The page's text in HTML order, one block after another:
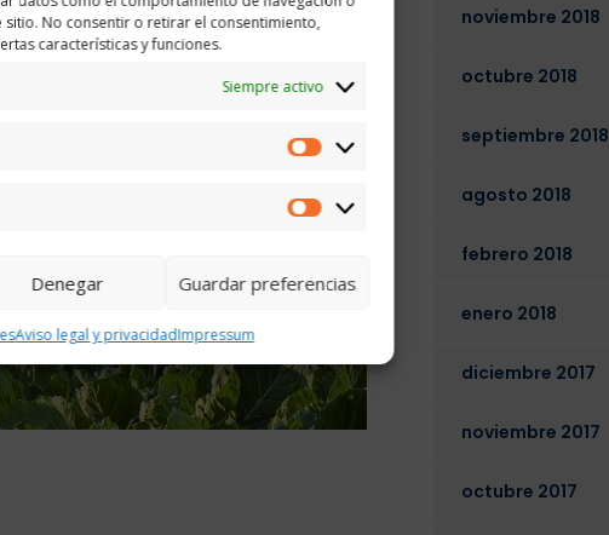
sitio. No consentir o retirar el consentimiento,
características y funciones.
Siempre activo
Estadísticas
Marketing
Denegar Guardar preferencias
Aviso legal y privacidadImpressum
noviembre 2018
octubre 2018
septiembre 2018
agosto 2018
febrero 2018
enero 2018
diciembre 2017
noviembre 2017
octubre 2017